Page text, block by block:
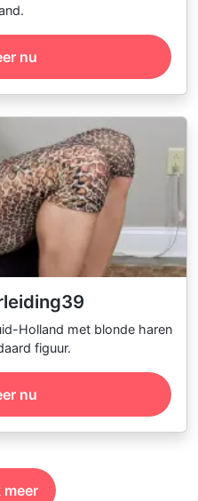
nu
Holland met blonde haren
figuur.
nu
meer